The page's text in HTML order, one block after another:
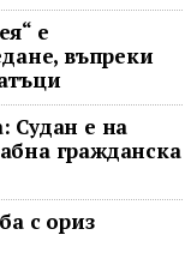
е
въпреки
Судан е на
гражданска
с ориз